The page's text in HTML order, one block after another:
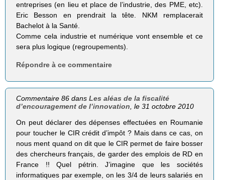
entreprises (en lieu et place de l’industrie, des PME, etc).
Eric Besson en prendrait la tête. NKM remplacerait
Bachelot à la Santé.
Comme cela industrie et numérique vont ensemble et ce
sera plus logique (regroupements).
Répondre à ce commentaire
Commentaire 86 dansLes aléas de la fiscalité
d’encouragement de l’innovation , le 31 octobre 2010
On peut déclarer des dépenses effectuées en Roumanie
pour toucher le CIR crédit d’impôt ? Mais dans ce cas, on
nous ment quand on dit que le CIR permet de faire bosser
des chercheurs français, de garder des emplois de RD en
France !! Quel pétrin. J’imagine que les sociétés
informatiques par exemple, on les 3/4 de leurs salariés en